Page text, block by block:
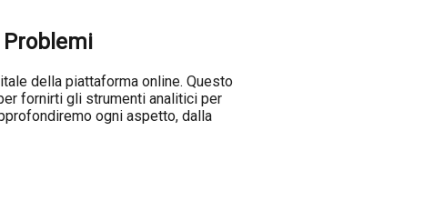
Problemi
della piattaforma online. Questo
fornirti gli strumenti analitici per
ogni aspetto, dalla